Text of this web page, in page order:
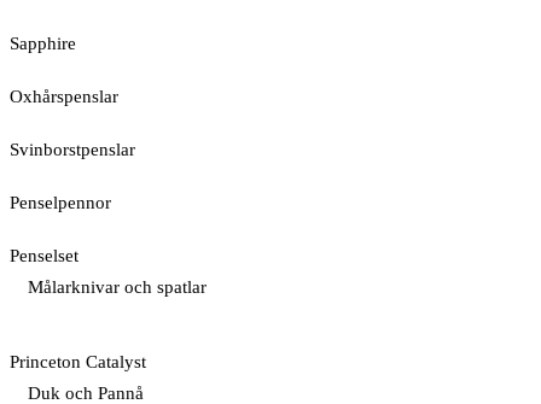
Sapphire
Oxhårspenslar
Svinborstpenslar
Penselpennor
Penselset
Målarknivar och spatlar
Princeton Catalyst
Duk och Pannå